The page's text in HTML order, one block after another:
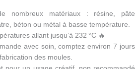
nombreux matériaux : résine, pâte
béton ou métal à basse température.
allant jusqu’à 232 °C 🔥
avec soin, comptez environ 7 jours
des moules.